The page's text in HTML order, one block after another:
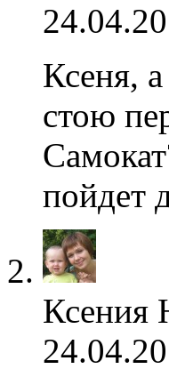
Ксеня, а
стою
пойдет
Ксения